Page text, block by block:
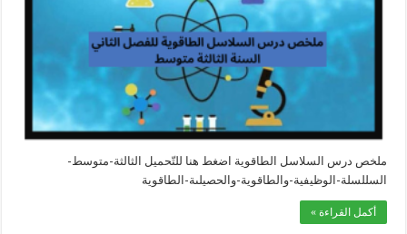
ملخص درس السلاسل الطاقوية اضغط هنا للتّحميل الثالثة-متوسط-
السللسلة-الوظيفية-والطاقوية-والحصيلىة-الطاقوية
أكمل القراءة »